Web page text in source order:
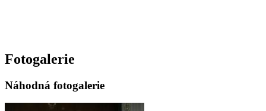
Fotogalerie
Náhodná fotogalerie